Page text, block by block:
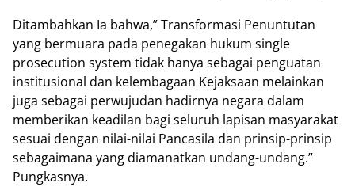
Ditambahkan Ia bahwa,” Transformasi Penuntutan
yang bermuara pada penegakan hukum single
prosecution system tidak hanya sebagai penguatan
institusional dan kelembagaan Kejaksaan melainkan
juga sebagai perwujudan hadirnya negara dalam
memberikan keadilan bagi seluruh lapisan masyarakat
sesuai dengan nilai-nilai Pancasila dan prinsip-prinsip
sebagaimana yang diamanatkan undang-undang.”
Pungkasnya.